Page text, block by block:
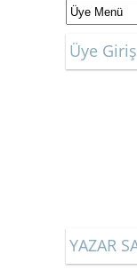
Üye Giriş
YAZAR